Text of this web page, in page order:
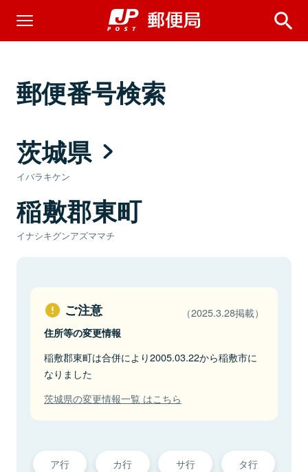
郵便番号検索
茨城県
イバラキケン
稲敷郡東町
イナシキグンアズママチ
ご注意 （2025.3.28掲載）
住所等の変更情報
稲敷郡東町は合併により2005.03.22から稲敷市に
なりました
茨城県の変更情報一覧 はこちら
ア行 カ行 サ行 タ行